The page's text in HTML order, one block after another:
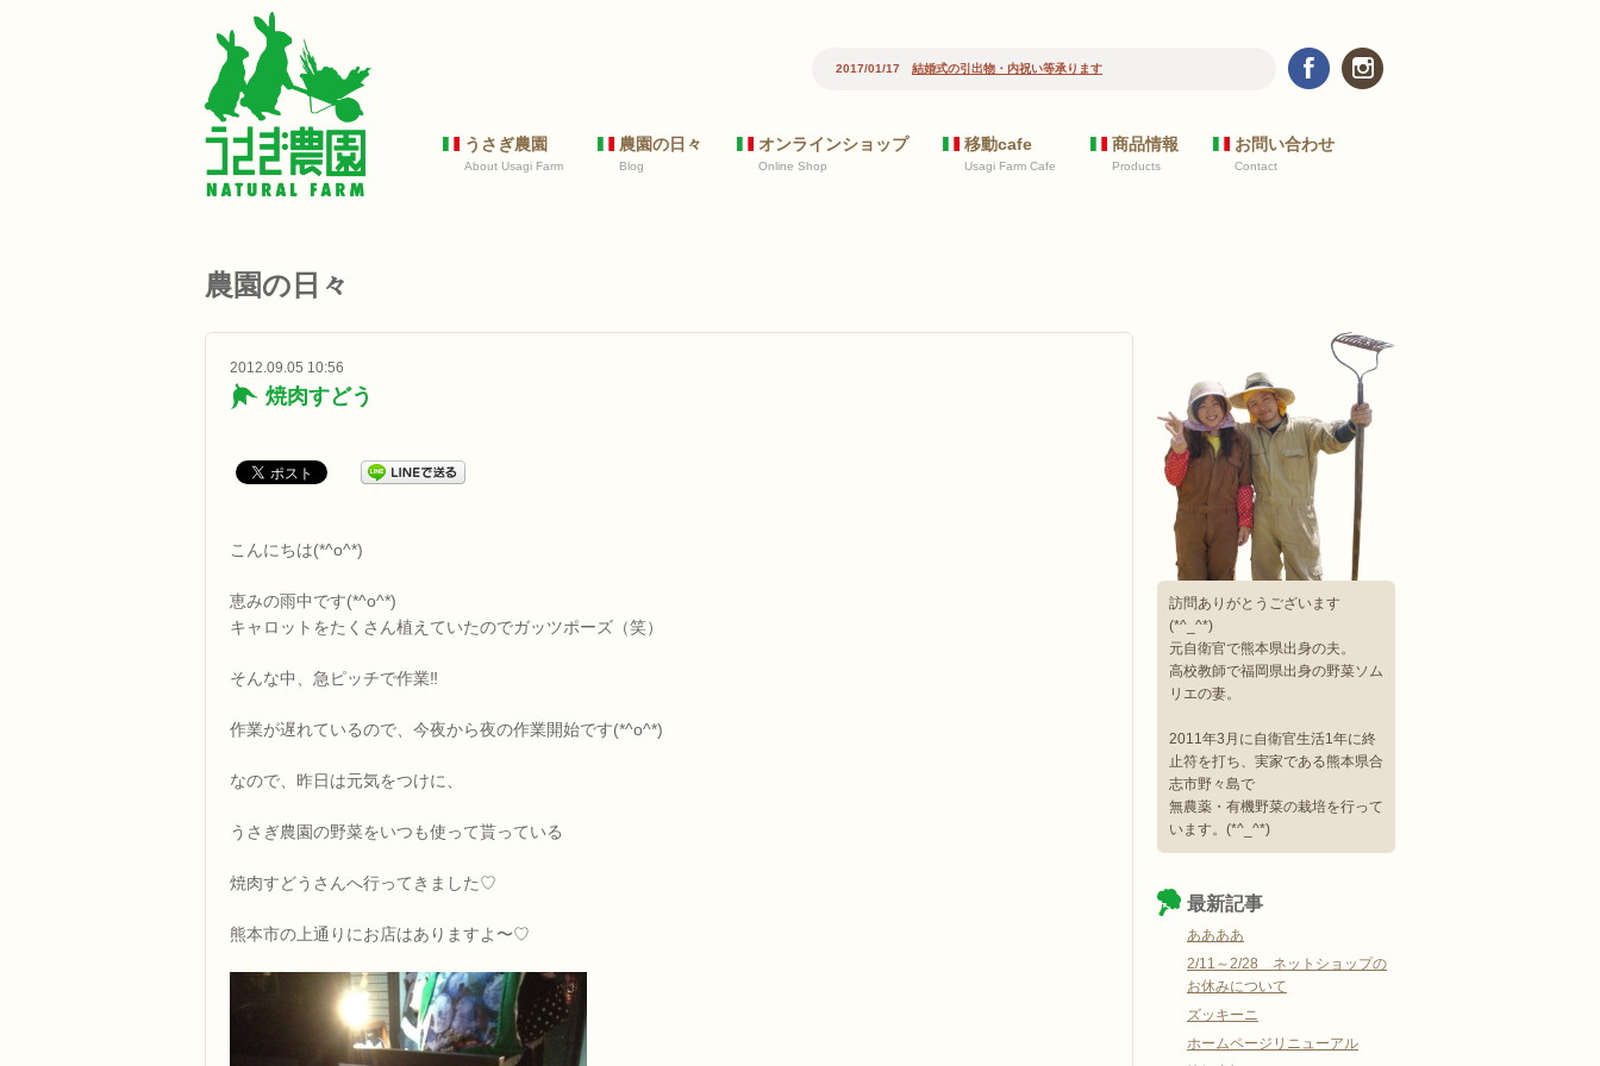
2017/10/24新規の飲食店のお客様へ 野菜リストについて
結婚式の引出物・内祝い等承ります
うさぎ農園
About Usagi Farm
農園の日々
Blog
オンラインショップ
Online Shop
移動cafe
Usagi Farm Cafe
商品情報
Products
お問い合わせ
Contact
農園の日々
2012.09.05 10:56
焼肉すどう
こんにちは(*^o^*)
恵みの雨中です(*^o^*)
キャロットをたくさん植えていたのでガッツポーズ（笑）
そんな中、急ピッチで作業‼
作業が遅れているので、今夜から夜の作業開始です(*^o^*)
なので、昨日は元気をつけに、
うさぎ農園の野菜をいつも使って貰っている
焼肉すどうさんへ行ってきました♡
熊本市の上通りにお店はありますよ〜♡
訪問ありがとうございます
(*^_^*)
元自衛官で熊本県出身の夫。
高校教師で福岡県出身の野菜ソム
リエの妻。
2011年3月に自衛官生活1年に終
止符を打ち、実家である熊本県合
志市野々島で
無農薬・有機野菜の栽培を行って
います。(*^_^*)
最新記事
ああああ
2/11～2/28 ネットショップの
お休みについて
ズッキーニ
ホームページリニューアル